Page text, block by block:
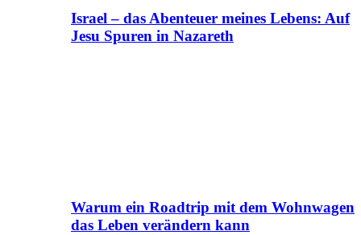
Israel – das Abenteuer meines Lebens: Auf
Jesu Spuren in Nazareth
Warum ein Roadtrip mit dem Wohnwagen
das Leben verändern kann